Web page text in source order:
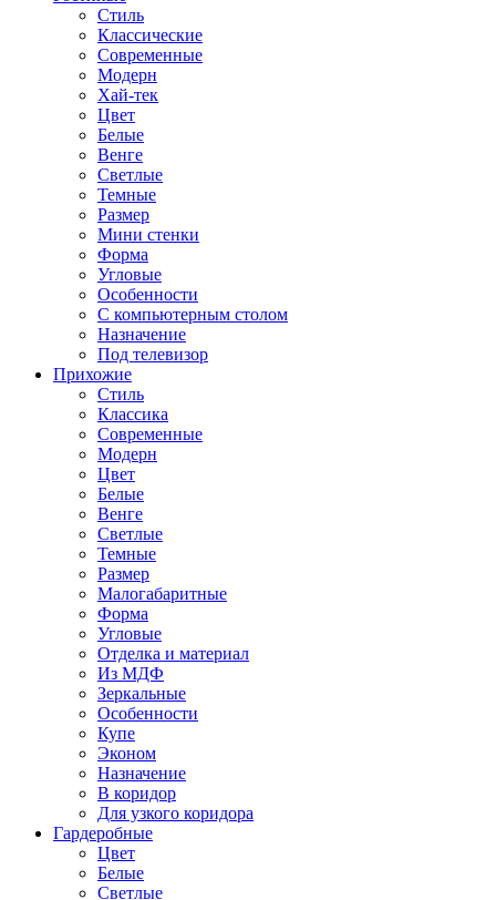
Стиль
Классические
Современные
Модерн
Хай-тек
Цвет
Белые
Венге
Светлые
Темные
Размер
Мини стенки
Форма
Угловые
Особенности
С компьютерным столом
Назначение
Под телевизор
Прихожие
Стиль
Классика
Современные
Модерн
Цвет
Белые
Венге
Светлые
Темные
Размер
Малогабаритные
Форма
Угловые
Отделка и материал
Из МДФ
Зеркальные
Особенности
Купе
Эконом
Назначение
В коридор
Для узкого коридора
Гардеробные
Цвет
Белые
Светлые